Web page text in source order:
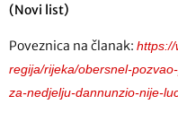
(Novi list)
Poveznica na članak: https://
regija/rijeka/obersnel-
za-nedjelju-dannunzio-nije-